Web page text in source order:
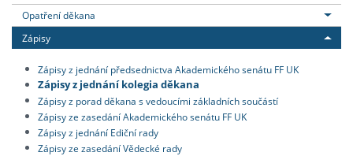
Opatření děkana
Zápisy
Zápisy z jednání předsednictva Akademického senátu FF UK
Zápisy z jednání kolegia děkana
Zápisy z porad děkana s vedoucími základních součástí
Zápisy ze zasedání Akademického senátu FF UK
Zápisy z jednání Ediční rady
Zápisy ze zasedání Vědecké rady